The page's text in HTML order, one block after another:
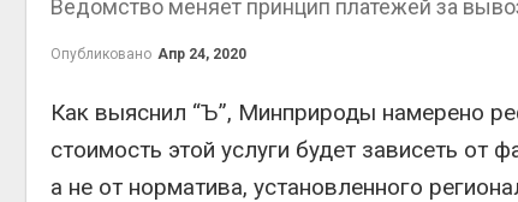
Ведомство меняет принцип платежей за
Опубликовано Апр 24, 2020
Как выяснил “Ъ”, Минприроды намерено
стоимость этой услуги будет зависеть от
а не от норматива, установленного
В Домодедове
Авг 6, 2026
Изменение климата
меняет ареалы